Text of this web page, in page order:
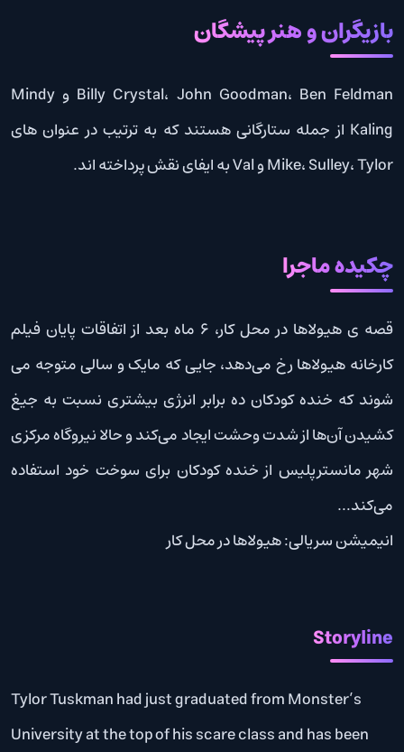
بازیگران و هنر پیشگان
Billy Crystal، John Goodman، Ben Feldman و Mindy
Kaling از جمله ستارگانی هستند که به ترتیب در عنوان های
Mike، Sulley، Tylor و Val به ایفای نقش پرداخته اند.
چکیده ماجرا
قصه ی هیولاها در محل کار، ۶ ماه بعد از اتفاقات پایان فیلم
کارخانه هیولاها رخ می‌دهد، جایی که مایک و سالی متوجه می
شوند که خنده کودکان ده برابر انرژی بیشتری نسبت به جیغ
کشیدن آن‌ها از شدت وحشت ایجاد می‌کند و حالا نیروگاه مرکزی
شهر مانسترپلیس از خنده کودکان برای سوخت خود استفاده
می‌کند…
انیمیشن سریالی: هیولاها در محل کار
Storyline
Tylor Tuskman had just graduated from Monster’s
University at the top of his scare class and has been